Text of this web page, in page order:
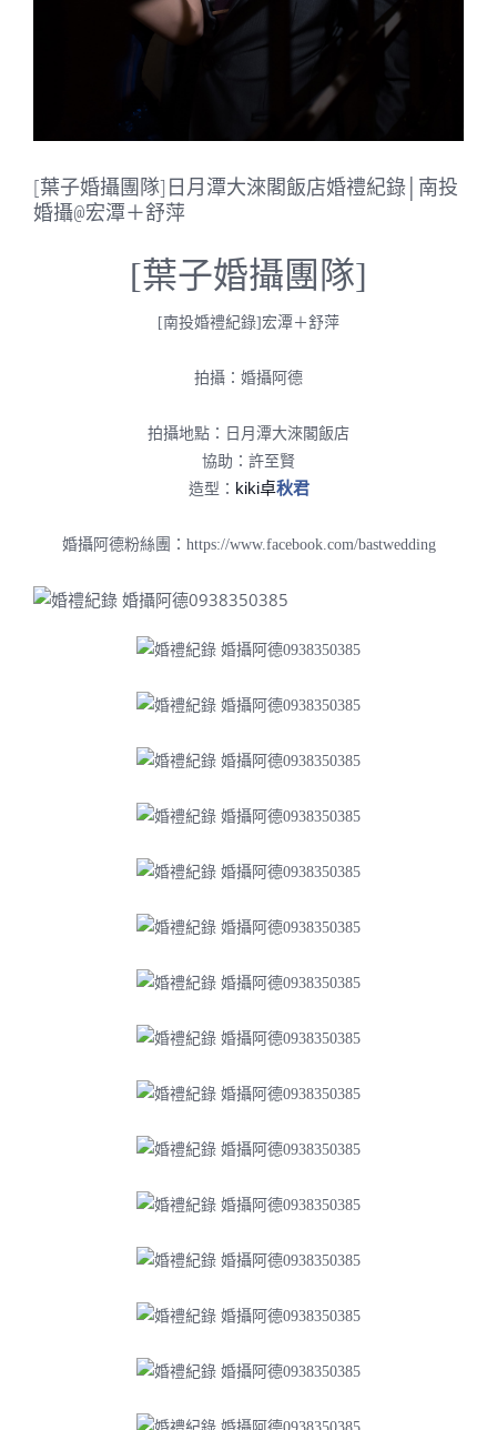
[葉子婚攝團隊]日月潭大淶閣飯店婚禮紀錄│南投
婚攝@宏潭＋舒萍
[葉子婚攝團隊]
[南投婚禮紀錄]宏潭＋舒萍
拍攝：婚攝阿德
拍攝地點：日月潭大淶閣飯店
協助：許至賢
造型： kiki卓秋君
婚攝阿德粉絲團：https://www.facebook.com/bastwedding